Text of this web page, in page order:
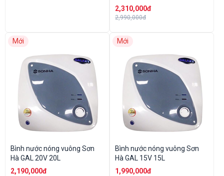
2,310,000đ
2,990,000đ
Mới
Bình nước nóng vuông Sơn
Hà GAL 20V 20L
2,190,000đ
Mới
Bình nước nóng vuông Sơn
Hà GAL 15V 15L
1,990,000đ